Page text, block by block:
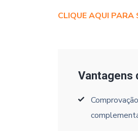
CLIQUE AQUI
Vantagens